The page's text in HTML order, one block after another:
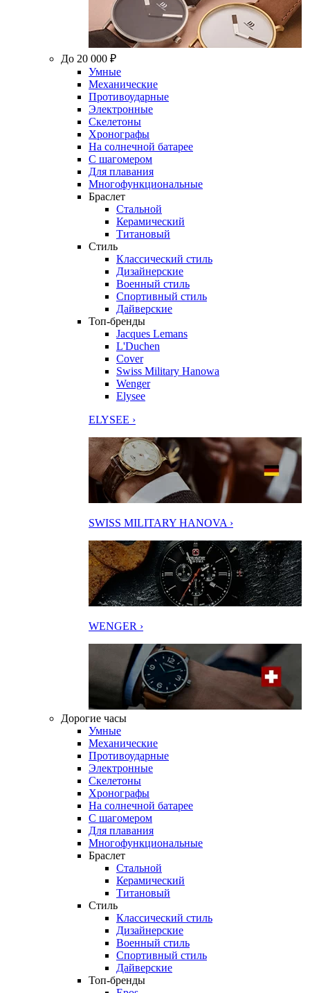
До 20 000 ₽
Умные
Механические
Противоударные
Электронные
Скелетоны
Хронографы
На солнечной батарее
С шагомером
Для плавания
Многофункциональные
Браслет
Стальной
Керамический
Титановый
Стиль
Классический стиль
Дизайнерские
Военный стиль
Спортивный стиль
Дайверские
Топ-бренды
Jacques Lemans
L'Duchen
Cover
Swiss Military Hanowa
Wenger
Elysee
ELYSEE ›
SWISS MILITARY HANOVA ›
WENGER ›
Дорогие часы
Умные
Механические
Противоударные
Электронные
Скелетоны
Хронографы
На солнечной батарее
С шагомером
Для плавания
Многофункциональные
Браслет
Стальной
Керамический
Титановый
Стиль
Классический стиль
Дизайнерские
Военный стиль
Спортивный стиль
Дайверские
Топ-бренды